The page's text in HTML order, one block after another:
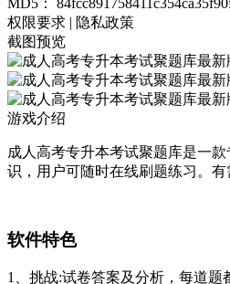
MD5：
权限要求 | 隐私政策
截图预览
游戏介绍
成人高考专升本考试聚题库是一
识，用户可随时在线刷题练习。
软件特色
1、挑战:试卷答案及分析，每道题